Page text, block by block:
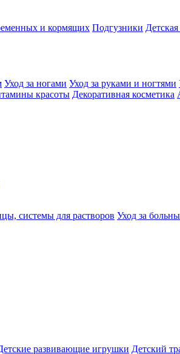
и кормящих Подгузники
Уход за ногами Уход за руками и ногтями
красоты Декоративная косметика
системы для растворов Уход за
развивающие игрушки Детский